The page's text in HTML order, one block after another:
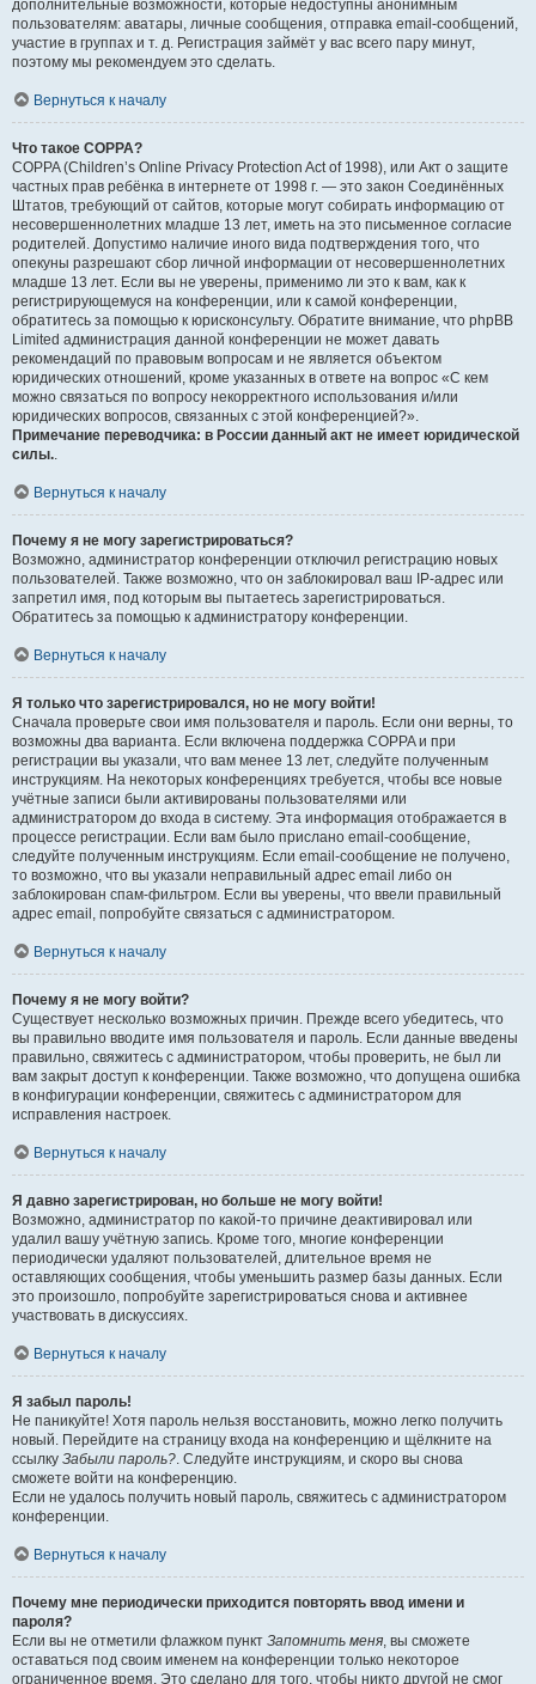
дополнительные возможности, которые недоступны анонимным
пользователям: аватары, личные сообщения, отправка email-сообщений,
участие в группах и т. д. Регистрация займёт у вас всего пару минут,
поэтому мы рекомендуем это сделать.
Вернуться к началу
Что такое COPPA?
COPPA (Children’s Online Privacy Protection Act of 1998), или Акт о защите
частных прав ребёнка в интернете от 1998 г. — это закон Соединённых
Штатов, требующий от сайтов, которые могут собирать информацию от
несовершеннолетних младше 13 лет, иметь на это письменное согласие
родителей. Допустимо наличие иного вида подтверждения того, что
опекуны разрешают сбор личной информации от несовершеннолетних
младше 13 лет. Если вы не уверены, применимо ли это к вам, как к
регистрирующемуся на конференции, или к самой конференции,
обратитесь за помощью к юрисконсульту. Обратите внимание, что phpBB
Limited администрация данной конференции не может давать
рекомендаций по правовым вопросам и не является объектом
юридических отношений, кроме указанных в ответе на вопрос «С кем
можно связаться по вопросу некорректного использования и/или
юридических вопросов, связанных с этой конференцией?».
Примечание переводчика: в России данный акт не имеет юридической
силы..
Вернуться к началу
Почему я не могу зарегистрироваться?
Возможно, администратор конференции отключил регистрацию новых
пользователей. Также возможно, что он заблокировал ваш IP-адрес или
запретил имя, под которым вы пытаетесь зарегистрироваться.
Обратитесь за помощью к администратору конференции.
Вернуться к началу
Я только что зарегистрировался, но не могу войти!
Сначала проверьте свои имя пользователя и пароль. Если они верны, то
возможны два варианта. Если включена поддержка COPPA и при
регистрации вы указали, что вам менее 13 лет, следуйте полученным
инструкциям. На некоторых конференциях требуется, чтобы все новые
учётные записи были активированы пользователями или
администратором до входа в систему. Эта информация отображается в
процессе регистрации. Если вам было прислано email-сообщение,
следуйте полученным инструкциям. Если email-сообщение не получено,
то возможно, что вы указали неправильный адрес email либо он
заблокирован спам-фильтром. Если вы уверены, что ввели правильный
адрес email, попробуйте связаться с администратором.
Вернуться к началу
Почему я не могу войти?
Существует несколько возможных причин. Прежде всего убедитесь, что
вы правильно вводите имя пользователя и пароль. Если данные введены
правильно, свяжитесь с администратором, чтобы проверить, не был ли
вам закрыт доступ к конференции. Также возможно, что допущена ошибка
в конфигурации конференции, свяжитесь с администратором для
исправления настроек.
Вернуться к началу
Я давно зарегистрирован, но больше не могу войти!
Возможно, администратор по какой-то причине деактивировал или
удалил вашу учётную запись. Кроме того, многие конференции
периодически удаляют пользователей, длительное время не
оставляющих сообщения, чтобы уменьшить размер базы данных. Если
это произошло, попробуйте зарегистрироваться снова и активнее
участвовать в дискуссиях.
Вернуться к началу
Я забыл пароль!
Не паникуйте! Хотя пароль нельзя восстановить, можно легко получить
новый. Перейдите на страницу входа на конференцию и щёлкните на
ссылку Забыли пароль?. Следуйте инструкциям, и скоро вы снова
сможете войти на конференцию.
Если не удалось получить новый пароль, свяжитесь с администратором
конференции.
Вернуться к началу
Почему мне периодически приходится повторять ввод имени и
пароля?
Если вы не отметили флажком пункт Запомнить меня, вы сможете
оставаться под своим именем на конференции только некоторое
ограниченное время. Это сделано для того, чтобы никто другой не смог